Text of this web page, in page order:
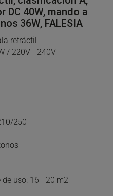
DC 40W, mando a
36W, FALESIA
retráctil
/ 220V - 240V
250
uso: 16 - 20 m2